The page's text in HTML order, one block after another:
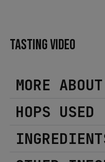
MORE
HOPS USED
TASTING VIDEO